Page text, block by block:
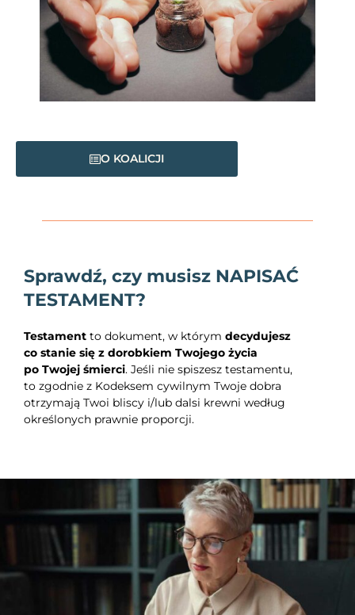
O KOALICJI
Sprawdź, czy musisz NAPISAĆ
TESTAMENT?
Testament to dokument, w którym decydujesz
co stanie się z dorobkiem Twojego życia
po Twojej śmierci. Jeśli nie spiszesz testamentu,
to zgodnie z Kodeksem cywilnym Twoje dobra
otrzymają Twoi bliscy i/lub dalsi krewni według
określonych prawnie proporcji.